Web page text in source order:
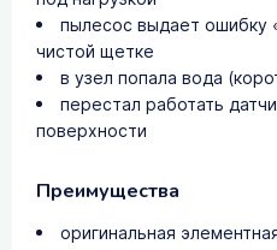
пылесос выдает ошибку
чистой щетке
в узел попала вода
перестал работать
поверхности
Преимущества
оригинальная